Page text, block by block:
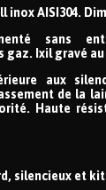
AISI304. Dim
sans
Ixil gravé au
aux
de la
Haute
silencieux et